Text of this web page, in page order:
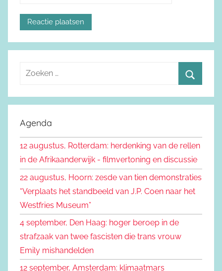
e
e
n
a
:
o
e
n
Agenda
12 augustus, Rotterdam: herdenking van de rellen
in de Afrikaanderwijk - filmvertoning en discussie
22 augustus, Hoorn: zesde van tien demonstraties
“Verplaats het standbeeld van J.P. Coen naar het
Westfries Museum”
4 september, Den Haag: hoger beroep in de
strafzaak van twee fascisten die trans vrouw
Emily mishandelden
12 september, Amsterdam: klimaatmars